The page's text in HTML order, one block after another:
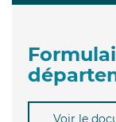
Voir le